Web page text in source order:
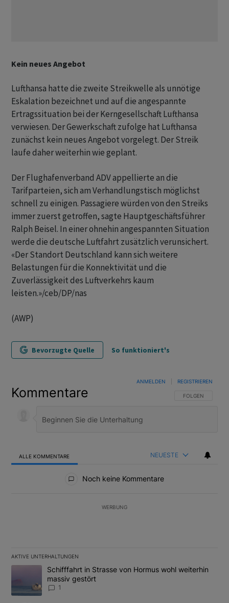
Kein neues Angebot
Lufthansa hatte die zweite Streikwelle als unnötige
Eskalation bezeichnet und auf die angespannte
Ertragssituation bei der Kerngesellschaft Lufthansa
verwiesen. Der Gewerkschaft zufolge hat Lufthansa
zunächst kein neues Angebot vorgelegt. Der Streik
laufe daher weiterhin wie geplant.
Der Flughafenverband ADV appellierte an die
Tarifparteien, sich am Verhandlungstisch möglichst
schnell zu einigen. Passagiere würden von den Streiks
immer zuerst getroffen, sagte Hauptgeschäftsführer
Ralph Beisel. In einer ohnehin angespannten Situation
werde die deutsche Luftfahrt zusätzlich verunsichert.
«Der Standort Deutschland kann sich weitere
Belastungen für die Konnektivität und die
Zuverlässigkeit des Luftverkehrs kaum
leisten.»/ceb/DP/nas
(AWP)
Bevorzugte Quelle So funktioniert's
Kommentare FOLGE DIESER
FOLGEN
ANMELDEN REGISTRIEREN
ALLE KOMMENTARE NEUESTE
Noch keine Kommentare
WERBUNG
AKTIVE UNTERHALTUNGEN
Das Folgende ist eine Liste der am meisten kommentierten
Ein Trendartikel mit dem Titel "Schifffahrt in Strasse von
Schifffahrt in Strasse von Hormus wohl weiterhin
massiv gestört
1